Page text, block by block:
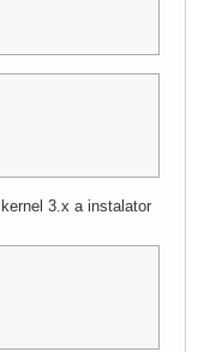
3.x a instalator